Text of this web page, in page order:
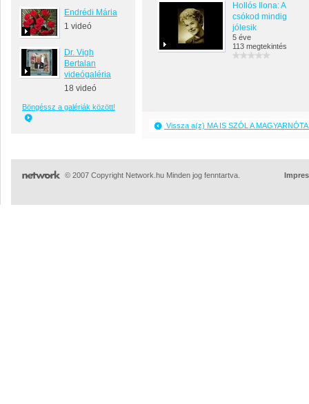
Endrédi Mária
1 videó
Dr. Vigh
Bertalan
videógaléria
18 videó
Böngéssz a galériák között!
Hollós Ilona: A
csókod mindig
jólesik
5 éve
113 megtekintés
Vissza a(z) MA IS SZÓL A
© 2007 Copyright Network.hu Minden jog fenntartva.